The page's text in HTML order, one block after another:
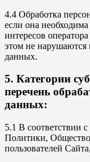
4.4 Обработка
если она
интересов
этом не нарушаются
данных.
5. Категории
перечень
данных:
5.1 В соответствии
Политики,
пользователей